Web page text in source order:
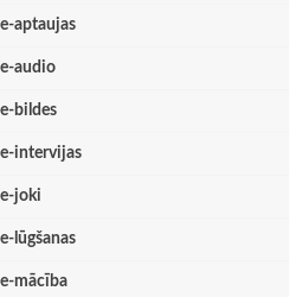
e-aptaujas
e-audio
e-bildes
e-intervijas
e-joki
e-lūgšanas
e-mācība